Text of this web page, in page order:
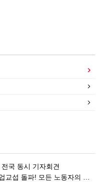
국 동시 기자회견
노동기본권 쟁취! 민주노총 7.15 총파업대회